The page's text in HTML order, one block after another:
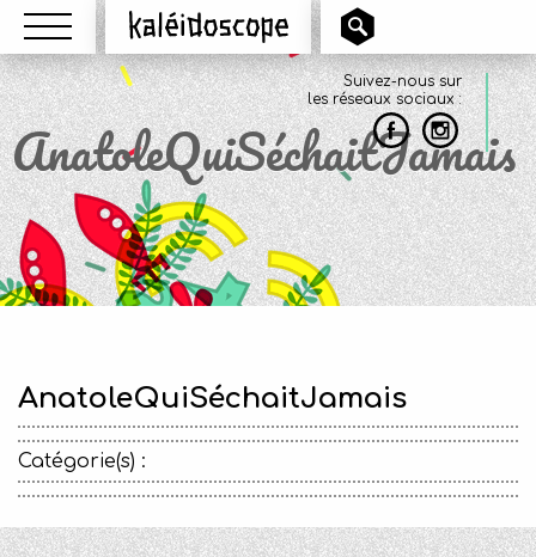
Menu Kaléidoscope
Suivez-nous sur
les réseaux sociaux :
AnatoleQuiSéchaitJamais
AnatoleQuiSéchaitJamais
Catégorie(s) :